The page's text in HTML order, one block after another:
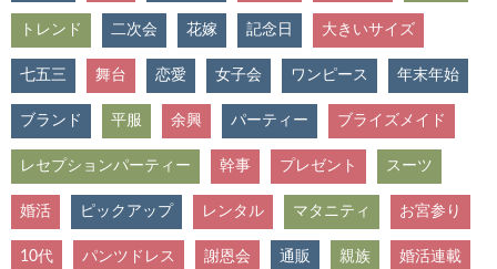
トレンド 二次会 花嫁 記念日 大きいサイズ
七五三 舞台 恋愛 女子会 ワンピース 年末年始
ブランド 平服 余興 パーティー ブライズメイド
レセプションパーティー 幹事 プレゼント スーツ
婚活 ピックアップ レンタル マタニティ お宮参り
10代 パンツドレス 謝恩会 通販 親族 婚活連載